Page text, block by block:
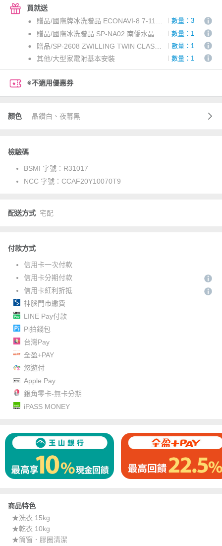
買就送
贈品/國際牌冰洗贈品 ECONAVI-8 7-11商品卡1000元_宅配通專案
數量：3
數量：1
數量：1
其他/大型家電附基本安裝 數量：1
※不適用優惠券
顏色 晶鑽白、夜幕黑
檢驗碼
BSMI 字號： R31017
NCC 字號： CCAF20Y10070T9
配送方式 宅配
付款方式
信用卡一次付款
信用卡分期付款
信用卡紅利折抵
神腦門市繳費
LINE Pay付款
Pi拍錢包
台灣Pay
全盈+PAY
悠遊付
Apple Pay
銀角零卡-無卡分期
iPASS MONEY
商品特色
★洗衣 15kg
★乾衣 10kg
★筒窗．膠圈清潔